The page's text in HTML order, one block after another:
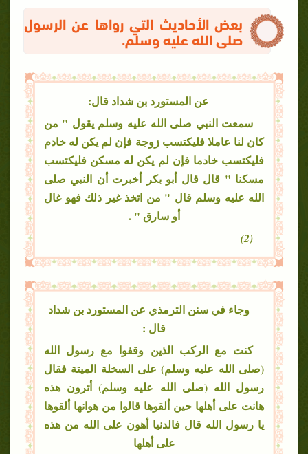
بعض الأحاديث التي رواها عن الرسول
صلى الله عليه وسلم.
عن المستورد بن شداد قال:
سمعت النبي صلى الله عليه وسلم يقول " من
كان لنا عاملا فليكتسب زوجة فإن لم يكن له خادم
فليكتسب خادما فإن لم يكن له مسكن فليكتسب
مسكنا " قال قال أبو بكر أخبرت أن النبي صلى
الله عليه وسلم قال " من اتخذ غير ذلك فهو غال
أو سارق " .
(2)
وجاء في سنن الترمذي عن المستورد بن شداد
قال :
كنت مع الركب الذين وقفوا مع رسول الله
(صلى الله عليه وسلم) على السخلة الميتة فقال
رسول الله (صلى الله عليه وسلم) أترون هذه
هانت على أهلها حين ألقوها قالوا من هوانها ألقوها
يا رسول الله قال فالدنيا أهون على الله من هذه
على أهلها